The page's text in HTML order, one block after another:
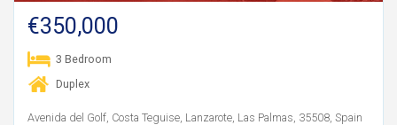
€350,000
3 Bedroom
Duplex
Avenida del Golf, Costa Teguise, Lanzarote, Las Palmas, 35508, Spain